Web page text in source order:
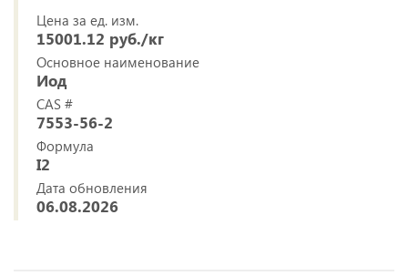
Цена за ед. изм.
15001.12 руб./кг
Основное наименование
Иод
CAS #
7553-56-2
Формула
I2
Дата обновления
06.08.2026